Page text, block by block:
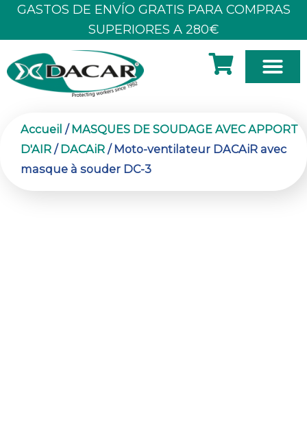
AllerGASTOS DE ENVÍO GRATIS PARA COMPRAS
SUPERIORES A 280€
Accueil /MASQUES DE SOUDAGE AVEC APPORT
D'AIR /DACAiR / Moto-ventilateur DACAiR avec
masque à souder DC-3